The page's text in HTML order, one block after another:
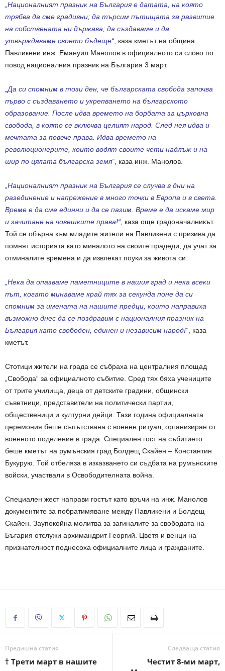
„Националният празник на България е датата, на която
трябва да сме градивни; да търсим пътищата за развитие
на собствената ни държава; да създаваме и да
утвърждаваме своето бъдеще“ , каза кметът на община
Павликени инж. Емануил Манолов в официалното си слово по
повод националния празник на България 3 март.
„Да си спомним в този ден, че българската свобода започва
първо с създаването и укрепването на българското
образование. После идва времето на борбата за църковна
свобода, в която се включва целият народ. След нея идва и
мечтата за повече права. Идва времето на
революционерите, които водят своите чети надлъж и на
шир по цялата българска земя“ , каза инж. Манолов.
„Националният празник на България се случва в дни на
разединение и напрежение в много точки в Европа и в света.
Време е да сме единни и да се пазим. Време е да искаме мир
и зачитане на човешките права!“ , каза още градоначалникът.
Той се обърна към младите жители на Павликени с призива да
помнят историята като миналото на своите прадеди, да учат за
отминалите времена и да извлекат поуки за живота си.
„Нека да опазваме паметниците в нашия град и нека всеки
път, когато минаваме край тях за секунда поне да си
спомним за имената на нашите предци, които направиха
възможно днес да се поздравим с националния празник на
България като свободен, единен и независим народ!“ , каза
кметът.
Стотици жители на града се събраха на централния площад
„Свобода“ за официалното събитие. Сред тях бяха учениците
от трите училища, деца от детските градини, общински
съветници, представители на политически партии,
общественици и културни дейци. Тази година официалната
церемония беше съпътствана с военен ритуал, организиран от
военното поделение в града. Специален гост на събитието
беше кметът на румънския град Болдещ Скайен – Константин
Букурую. Той отбеляза в изказването си съдбата на румънските
войски, участвали в Освободителната война.
Специален жест направи гостът като връчи на инж. Манолов
документите за побратимяване между Павликени и Болдещ
Скайен. Заупокойна молитва за загиналите за свободата на
Бъгария отслужи архимандрит Георгий. Цветя и венци на
признателност поднесоха официалните лица и гражданите.
Предишна статия
† Трети март в нашите
Следваща статия
Честит 8-ми март,